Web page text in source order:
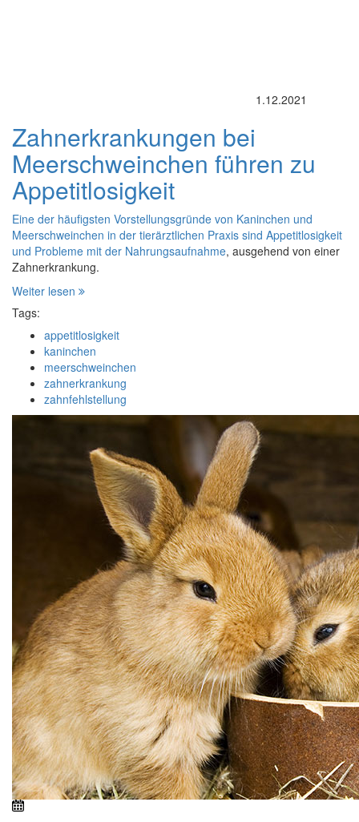
1.12.2021
Zahnerkrankungen bei
Meerschweinchen führen zu
Appetitlosigkeit
Eine der häufigsten Vorstellungsgründe von Kaninchen und
Meerschweinchen in der tierärztlichen Praxis sind Appetitlosigkeit
und Probleme mit der Nahrungsaufnahme, ausgehend von einer
Zahnerkrankung.
Weiter lesen
Tags:
appetitlosigkeit
kaninchen
meerschweinchen
zahnerkrankung
zahnfehlstellung